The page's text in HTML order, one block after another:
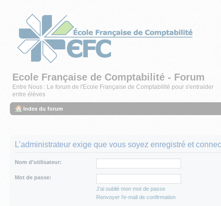
Ecole Française de Comptabilité - Forum
Entre Nous : Le forum de l'Ecole Française de Comptabilité pour s'entraider
entre élèves
Index du forum
L’administrateur exige que vous soyez enregistré et
Nom d’utilisateur:
Mot de passe:
J’ai oublié mon mot de passe
Renvoyer l’e-mail de confirmation